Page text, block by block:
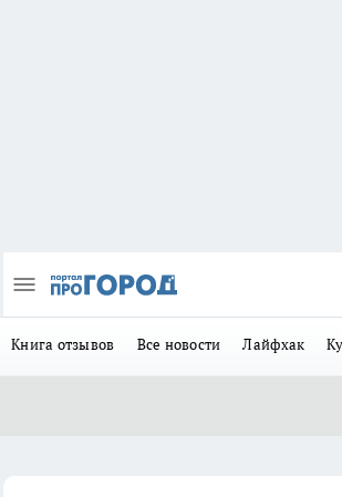
Книга отзывов Все новости Лайфхак